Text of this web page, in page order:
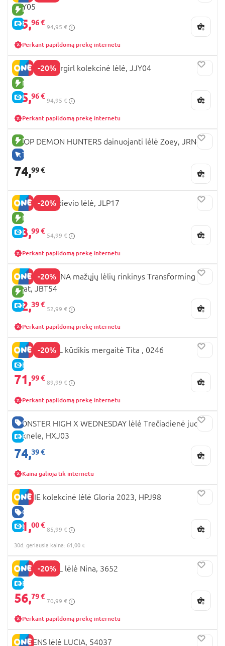
NAUJA PREKĖ
E-KAINA
JJY05
75,96 €
94,95 €
Perkant papildomą prekę internetu
-20%
NAUJA PREKĖ
E-KAINA
BARBIE Supergirl kolekcinė lėlė, JJY04
75,96 €
94,95 €
Perkant papildomą prekę internetu
NAUJA PREKĖ
TIK INTERNETU
KPOP DEMON HUNTERS dainuojanti lėlė Zoey, JRN42
74,99 €
-20%
NAUJA PREKĖ
E-KAINA
MOANA pusdievio lėlė, JLP17
43,99 €
54,99 €
Perkant papildomą prekę internetu
-20%
NAUJA PREKĖ
E-KAINA
DISNEY MOANA mažųjų lėlių rinkinys Transforming
Boat, JBT54
42,39 €
52,99 €
Perkant papildomą prekę internetu
-20%
E-KAINA
NINES D'ONIL kūdikis mergaitė Tita , 0246
71,99 €
89,99 €
Perkant papildomą prekę internetu
GERA KAINA
E-KAINA
MONSTER HIGH X WEDNESDAY lėlė Trečiadienė juoda
suknele, HXJ03
74,39 €
Kaina galioja tik internetu
GERA KAINA
E-KAINA
BARBIE kolekcinė lėlė Gloria 2023, HPJ98
61,00 €
85,99 €
30d. geriausia kaina: 61,00 €
-20%
E-KAINA
NINES D'ONIL lėlė Nina, 3652
56,79 €
70,99 €
Perkant papildomą prekę internetu
LLORENS lėlė LUCIA, 54037